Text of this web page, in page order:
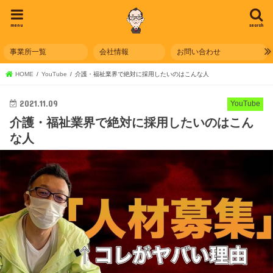
search
menu
事業所一覧 会社情報 お問い合わせ
HOME YouTube 介護・福祉業界で絶対に採用したいのはこんな人
YouTube
2021.11.09
介護・福祉業界で絶対に採用したいのはこん
な人